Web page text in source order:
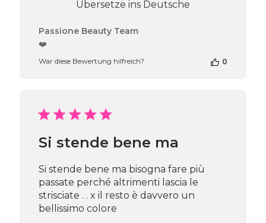
Übersetze ins Deutsche
Kommentare
Inhabers
am
Apr
16
2026
Passione Beauty Team
❤️
War diese Bewertung hilfreich? 0
Si stende bene ma
Si stende bene ma bisogna fare più
passate perché altrimenti lascia le
strisciate . . x il resto è davvero un
bellissimo colore